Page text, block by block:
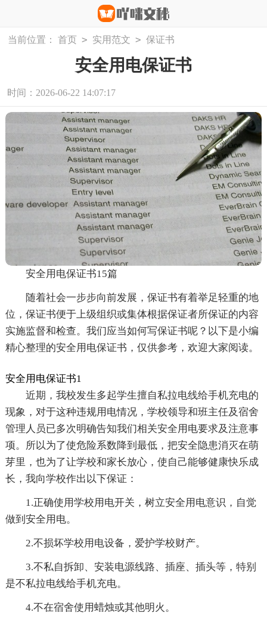
当前位置： 首页 > 实用范文 > 保证书
安全用电保证书
时间：2026-06-22 14:07:17
安全用电保证书15篇
随着社会一步步向前发展，保证书有着举足轻重的地
位，保证书便于上级组织或集体根据保证者所保证的内容
实施监督和检查。我们应当如何写保证书呢？以下是小编
精心整理的安全用电保证书，仅供参考，欢迎大家阅读。
安全用电保证书1
近期，我校发生多起学生擅自私拉电线给手机充电的
现象，对于这种违规用电情况，学校领导和班主任及宿舍
管理人员已多次明确告知我们相关安全用电要求及注意事
项。所以为了使危险系数降到最低，把安全隐患消灭在萌
芽里，也为了让学校和家长放心，使自己能够健康快乐成
长，我向学校作出以下保证：
1.正确使用学校用电开关，树立安全用电意识，自觉
做到安全用电。
2.不损坏学校用电设备，爱护学校财产。
3.不私自拆卸、安装电源线路、插座、插头等，特别
是不私拉电线给手机充电。
4.不在宿舍使用蜡烛或其他明火。